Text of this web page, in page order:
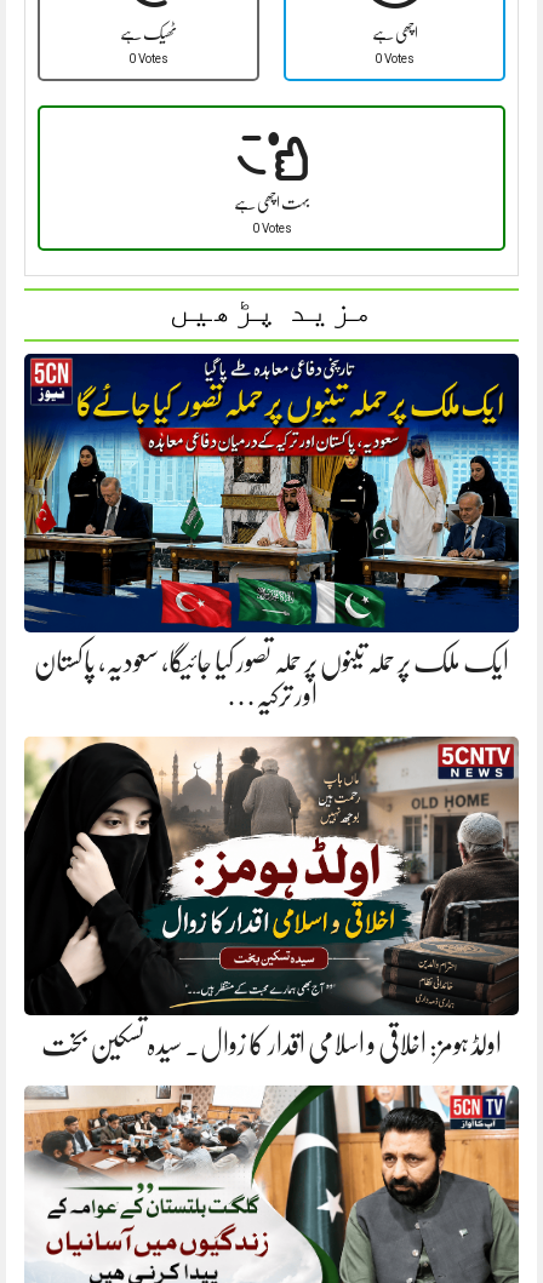
ٹھیک ہے
0 Votes
اچھی ہے
0 Votes
بہت اچھی ہے
0 Votes
مزید پڑھیں
ایک ملک پر حملہ تینوں پر حملہ تصور کیا جائیگا، سعودیہ، پاکستان
اور ترکیہ…
اولڈ ہومز: اخلاقی و اسلامی اقدار کا زوال. سیدہ تسکین بخت